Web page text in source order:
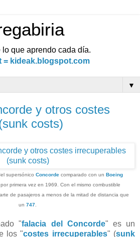
que aprendo cada día.
= kideak.blogspot.com
▼
y otros costes
costs)
supersónico Concordecomparado con un Boeing
primera vez en 1969. Con el mismo combustible
de pasajeros a menos de la mitad de distancia que
un 747
"falacia del Concorde" es un
los "costes irrecuperables" (sunk